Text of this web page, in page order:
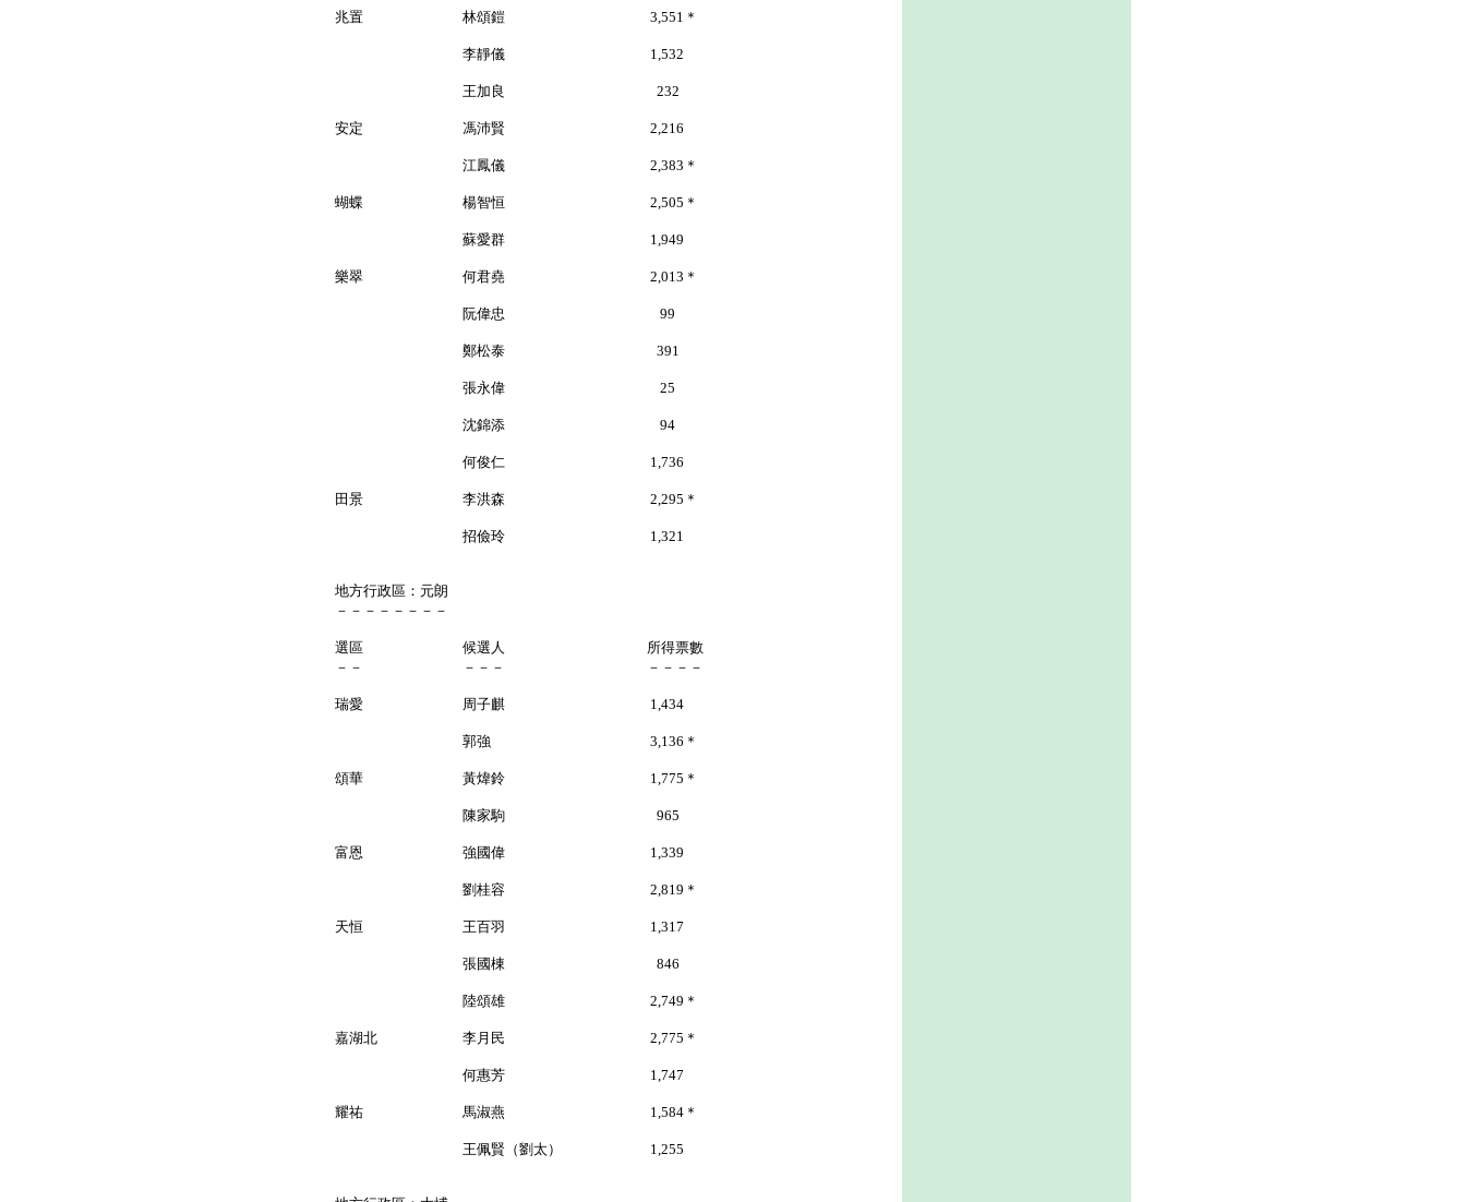
兆置 林頌鎧 3,551＊
李靜儀 1,532
王加良 232
安定 馮沛賢 2,216
江鳳儀 2,383＊
蝴蝶 楊智恒 2,505＊
蘇愛群 1,949
樂翠 何君堯 2,013＊
阮偉忠 99
鄭松泰 391
張永偉 25
沈錦添 94
何俊仁 1,736
田景 李洪森 2,295＊
招儉玲 1,321
地方行政區：元朗
－－－－－－－－
選區 候選人 所得票數
－－ －－－ －－－－
瑞愛 周子麒 1,434
郭強 3,136＊
頌華 黃煒鈴 1,775＊
陳家駒 965
富恩 強國偉 1,339
劉桂容 2,819＊
天恒 王百羽 1,317
張國棟 846
陸頌雄 2,749＊
嘉湖北 李月民 2,775＊
何惠芳 1,747
耀祐 馬淑燕 1,584＊
王佩賢（劉太） 1,255